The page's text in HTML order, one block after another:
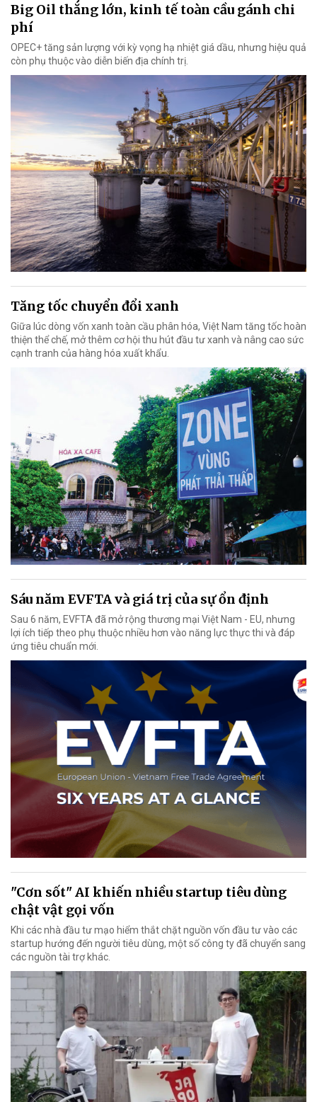
Big Oil thắng lớn, kinh tế toàn cầu gánh chi
phí
OPEC+ tăng sản lượng với kỳ vọng hạ nhiệt giá dầu, nhưng hiệu quả
còn phụ thuộc vào diễn biến địa chính trị.
Tăng tốc chuyển đổi xanh
Giữa lúc dòng vốn xanh toàn cầu phân hóa, Việt Nam tăng tốc hoàn
thiện thể chế, mở thêm cơ hội thu hút đầu tư xanh và nâng cao sức
cạnh tranh của hàng hóa xuất khẩu.
Sáu năm EVFTA và giá trị của sự ổn định
Sau 6 năm, EVFTA đã mở rộng thương mại Việt Nam - EU, nhưng
lợi ích tiếp theo phụ thuộc nhiều hơn vào năng lực thực thi và đáp
ứng tiêu chuẩn mới.
"Cơn sốt" AI khiến nhiều startup tiêu dùng
chật vật gọi vốn
Khi các nhà đầu tư mạo hiểm thắt chặt nguồn vốn đầu tư vào các
startup hướng đến người tiêu dùng, một số công ty đã chuyển sang
các nguồn tài trợ khác.